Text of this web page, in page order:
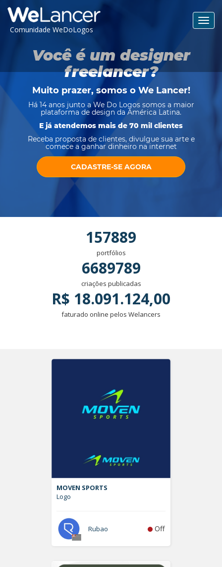
Comunidade WeDoLogos
Você é um designer
freelancer?
Muito prazer, somos o We Lancer!
Há 14 anos junto a We Do Logos somos a maior
plataforma de design da América Latina.
E já atendemos mais de 70 mil clientes
Receba proposta de clientes, divulgue sua arte e
comece a ganhar dinheiro na internet
CADASTRE-SE AGORA
157889
portfólios
6689789
criações publicadas
R$ 18.091.124,00
faturado online pelos Welancers
MOVEN SPORTS
Logo
Rubao Off